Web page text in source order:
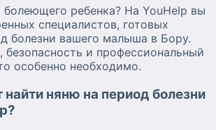
ребенка? На YouHelp вы
специалистов, готовых
болезни вашего малыша в Бору.
и профессиональный
особенно необходимо.
найти няню на период болезни